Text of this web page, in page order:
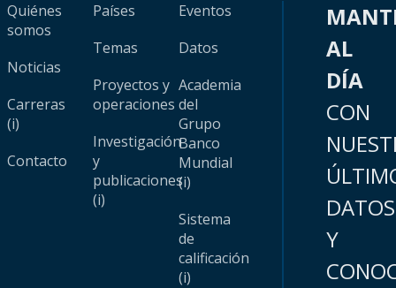
Quiénes
somos
Noticias
Carreras
(i)
Contacto
Países
Temas
Proyectos y
operaciones
Investigación
y
publicaciones
(i)
Eventos
Datos
Academia
del
Grupo
Banco
Mundial
(i)
Sistema
de
calificación
(i)
AL
DÍA
CON
DATOS
Y